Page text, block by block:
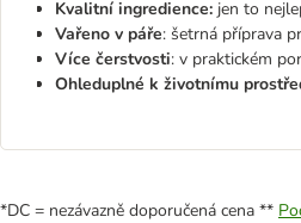
Kvalitní ingredience: jen to
Vařeno v páře: šetrná příprava
Více čerstvosti: v praktickém
Ohleduplné k životnímu
*DC = nezávazně doporučená cena **